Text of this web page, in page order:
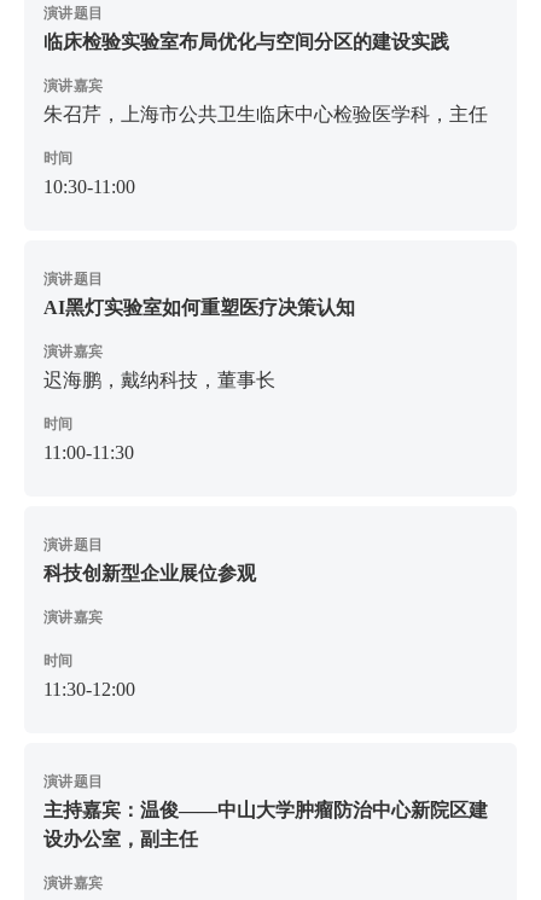
演讲题目
临床检验实验室布局优化与空间分区的建设实践
演讲嘉宾
朱召芹，上海市公共卫生临床中心检验医学科，主任
时间
10:30-11:00
演讲题目
AI黑灯实验室如何重塑医疗决策认知
演讲嘉宾
迟海鹏，戴纳科技，董事长
时间
11:00-11:30
演讲题目
科技创新型企业展位参观
演讲嘉宾
时间
11:30-12:00
演讲题目
主持嘉宾：温俊——中山大学肿瘤防治中心新院区建
设办公室，副主任
演讲嘉宾